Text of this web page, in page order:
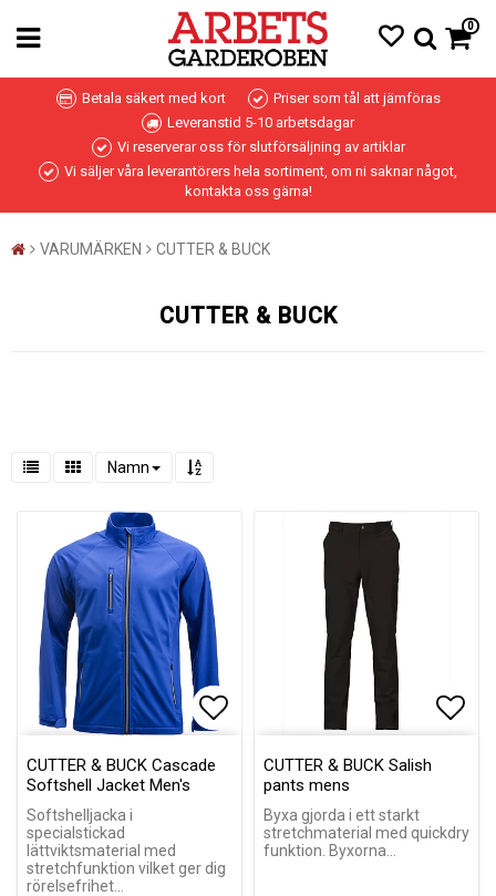
0
Betala säkert med kort
Priser som tål att jämföras
Leveranstid 5-10 arbetsdagar
Vi reserverar oss för slutförsäljning av artiklar
Vi säljer våra leverantörers hela sortiment, om ni saknar något,
kontakta oss gärna!
VARUMÄRKEN CUTTER & BUCK
CUTTER & BUCK
Namn
Lägg till i favoritlistan
Lägg till i favoritlistan
CUTTER & BUCK Cascade
Softshell Jacket Men's
Softshelljacka i
specialstickad
lättviktsmaterial med
stretchfunktion vilket ger dig
rörelsefrihet…
CUTTER & BUCK Salish
pants mens
Byxa gjorda i ett starkt
stretchmaterial med quickdry
funktion. Byxorna…